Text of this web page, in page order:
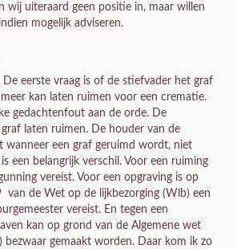
wij uiteraard geen positie in, maar willen
mogelijk adviseren.
eerste vraag is of de stiefvader het graf
kan laten ruimen voor een crematie.
gedachtenfout aan de orde. De
laten ruimen. De houder van de
wanneer een graf geruimd wordt, niet
een belangrijk verschil. Voor een ruiming
vereist. Voor een opgraving is op
van de Wet op de lijkbezorging (Wlb) een
vereist. En tegen een
kan op grond van de Algemene wet
bezwaar gemaakt worden. Daar kom ik zo